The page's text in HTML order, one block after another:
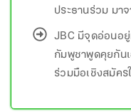
ประธานร่วม มา
JBC มีจุดอ่อนอยู่
กัมพูชาพูดคุยกัน
ร่วมมือเชิงสมัคร